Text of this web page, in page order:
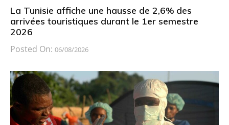
La Tunisie affiche une hausse de 2,6% des
arrivées touristiques durant le 1er semestre
2026
Posted On: 06/08/2026